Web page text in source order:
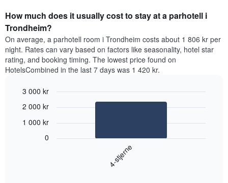
How much does it usually cost to stay at a parhotell i
Trondheim?
On average, a parhotell room i Trondheim costs about 1 806 kr per
night. Rates can vary based on factors like seasonality, hotel star
rating, and booking timing. The lowest price found on
HotelsCombined in the last 7 days was 1 420 kr.
Bar
chart
with
Chart
graphic.
4-stjerne
0
1 000 kr
2 000 kr
3 000 kr